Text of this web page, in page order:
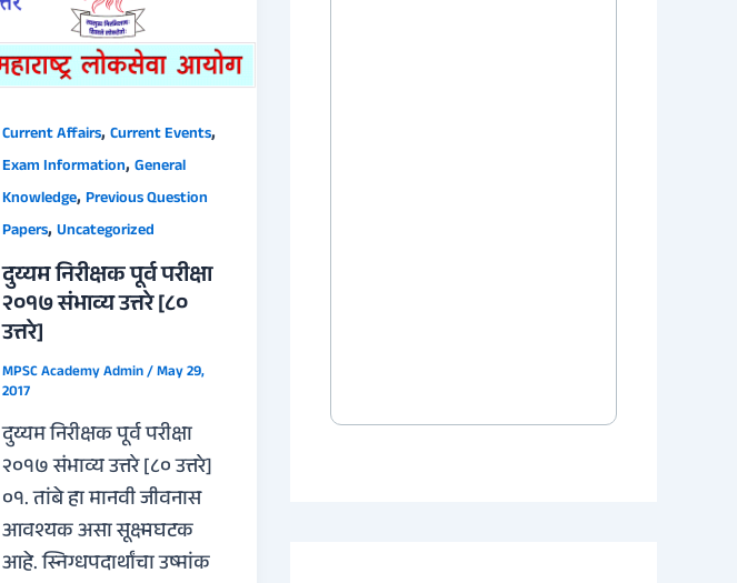
Current Affairs, Current Events,
Exam Information, General
Knowledge, Previous Question
Papers, Uncategorized
दुय्यम निरीक्षक पूर्व परीक्षा
२०१७ संभाव्य उत्तरे [८०
उत्तरे]
MPSC Academy Admin/May 29,
2017
दुय्यम निरीक्षक पूर्व परीक्षा
२०१७ संभाव्य उत्तरे [८० उत्तरे]
०१. तांबे हा मानवी जीवनास
आवश्यक असा सूक्ष्मघटक
आहे. स्निग्धपदार्थांचा उष्मांक